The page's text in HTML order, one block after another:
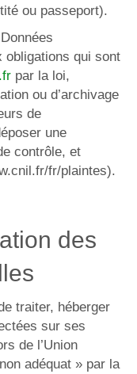
ou passeport).
obligations qui sont
par la loi,
ou d’archivage
de
une
contrôle, et
fr/plaintes).
des
traiter, héberger
sur ses
de l’Union
adéquat » par la